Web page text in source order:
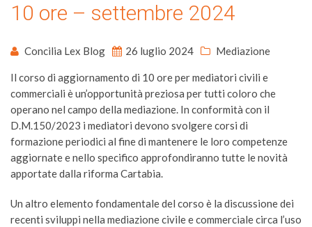
10 ore – settembre 2024
Concilia Lex Blog 26 luglio 2024 Mediazione
Il corso di aggiornamento di 10 ore per mediatori civili e
commerciali è un’opportunità preziosa per tutti coloro che
operano nel campo della mediazione. In conformità con il
D.M.150/2023 i mediatori devono svolgere corsi di
formazione periodici al fine di mantenere le loro competenze
aggiornate e nello specifico approfondiranno tutte le novità
apportate dalla riforma Cartabia.
Un altro elemento fondamentale del corso è la discussione dei
recenti sviluppi nella mediazione civile e commerciale circa l’uso